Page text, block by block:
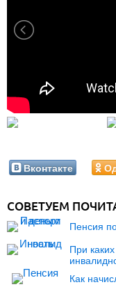
Вконтакте
СОВЕТУЕМ
Пенсия
При
Как